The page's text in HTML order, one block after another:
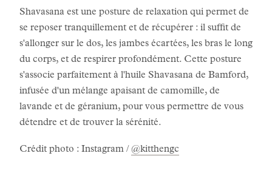
Shavasana est une posture de relaxation qui permet de
se reposer tranquillement et de récupérer : il suffit de
s'allonger sur le dos, les jambes écartées, les bras le long
du corps, et de respirer profondément. Cette posture
s'associe parfaitement à l'huile Shavasana de Bamford,
infusée d'un mélange apaisant de camomille, de
lavande et de géranium, pour vous permettre de vous
détendre et de trouver la sérénité.
Crédit photo : Instagram / @kitthengc